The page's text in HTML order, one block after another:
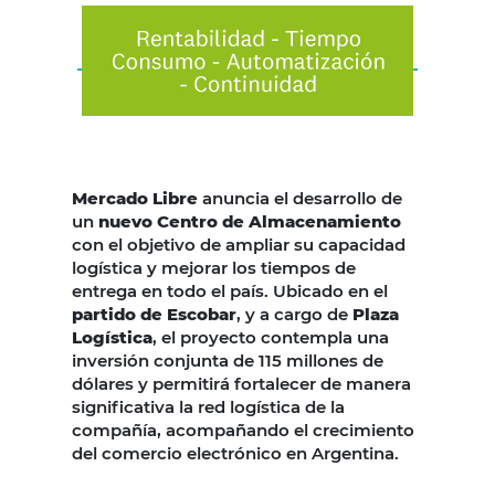
Mercado Libre anuncia el desarrollo de
un nuevo Centro de Almacenamiento
con el objetivo de ampliar su capacidad
logística y mejorar los tiempos de
entrega en todo el país. Ubicado en el
partido de Escobar, y a cargo de Plaza
Logística, el proyecto contempla una
inversión conjunta de 115 millones de
dólares y permitirá fortalecer de manera
significativa la red logística de la
compañía, acompañando el crecimiento
del comercio electrónico en Argentina.